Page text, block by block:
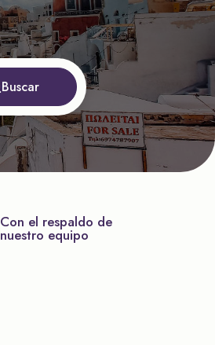
Buscar
Con el respaldo de
nuestro equipo